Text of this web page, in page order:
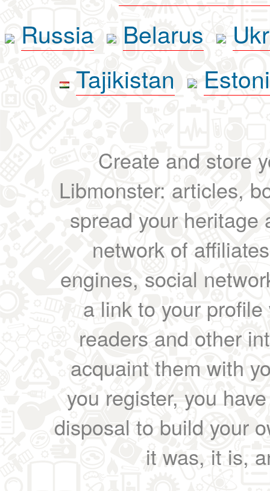
Russia
Belarus
Tajikistan
Create and store
Libmonster: articles,
spread your heritage
network of
engines, social
a link to your
readers and other
acquaint them with
you register, you
disposal to build your
it was, it is,